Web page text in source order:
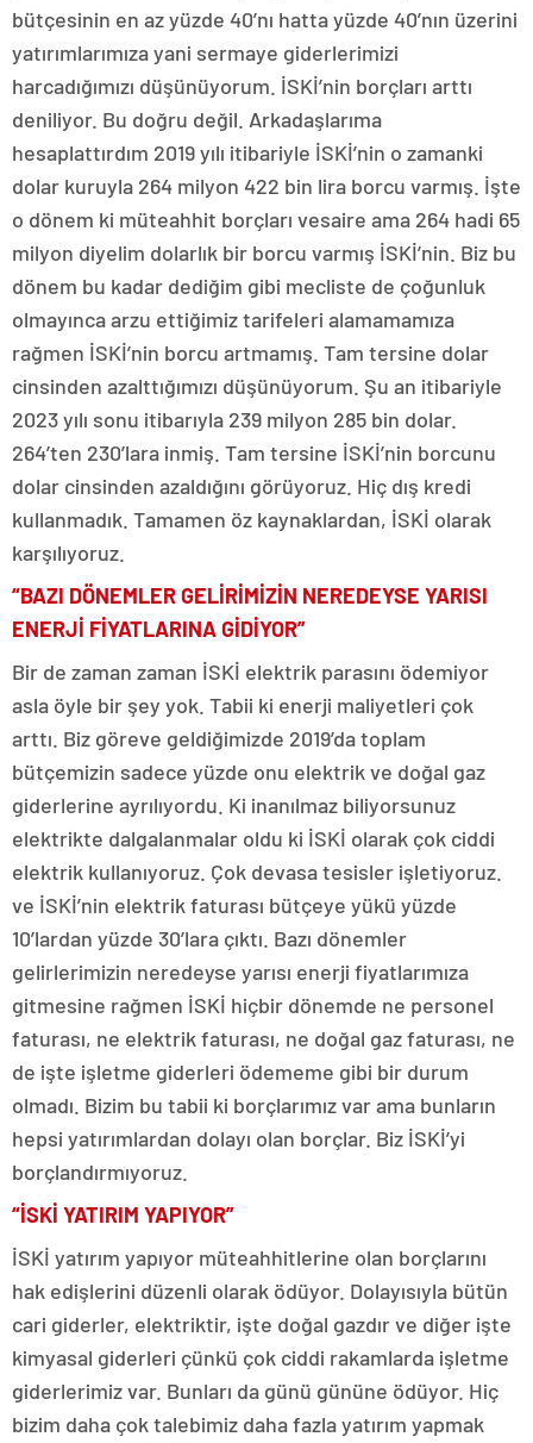
bütçesinin en az yüzde 40’nı hatta yüzde 40’nın üzerini
yatırımlarımıza yani sermaye giderlerimizi
harcadığımızı düşünüyorum. İSKİ’nin borçları arttı
deniliyor. Bu doğru değil. Arkadaşlarıma
hesaplattırdım 2019 yılı itibariyle İSKİ’nin o zamanki
dolar kuruyla 264 milyon 422 bin lira borcu varmış. İşte
o dönem ki müteahhit borçları vesaire ama 264 hadi 65
milyon diyelim dolarlık bir borcu varmış İSKİ’nin. Biz bu
dönem bu kadar dediğim gibi mecliste de çoğunluk
olmayınca arzu ettiğimiz tarifeleri alamamamıza
rağmen İSKİ’nin borcu artmamış. Tam tersine dolar
cinsinden azalttığımızı düşünüyorum. Şu an itibariyle
2023 yılı sonu itibarıyla 239 milyon 285 bin dolar.
264’ten 230’lara inmiş. Tam tersine İSKİ’nin borcunu
dolar cinsinden azaldığını görüyoruz. Hiç dış kredi
kullanmadık. Tamamen öz kaynaklardan, İSKİ olarak
karşılıyoruz.
“BAZI DÖNEMLER GELİRİMİZİN NEREDEYSE YARISI
ENERJİ FİYATLARINA GİDİYOR”
Bir de zaman zaman İSKİ elektrik parasını ödemiyor
asla öyle bir şey yok. Tabii ki enerji maliyetleri çok
arttı. Biz göreve geldiğimizde 2019’da toplam
bütçemizin sadece yüzde onu elektrik ve doğal gaz
giderlerine ayrılıyordu. Ki inanılmaz biliyorsunuz
elektrikte dalgalanmalar oldu ki İSKİ olarak çok ciddi
elektrik kullanıyoruz. Çok devasa tesisler işletiyoruz.
ve İSKİ’nin elektrik faturası bütçeye yükü yüzde
10’lardan yüzde 30’lara çıktı. Bazı dönemler
gelirlerimizin neredeyse yarısı enerji fiyatlarımıza
gitmesine rağmen İSKİ hiçbir dönemde ne personel
faturası, ne elektrik faturası, ne doğal gaz faturası, ne
de işte işletme giderleri ödememe gibi bir durum
olmadı. Bizim bu tabii ki borçlarımız var ama bunların
hepsi yatırımlardan dolayı olan borçlar. Biz İSKİ’yi
borçlandırmıyoruz.
“İSKİ YATIRIM YAPIYOR”
İSKİ yatırım yapıyor müteahhitlerine olan borçlarını
hak edişlerini düzenli olarak ödüyor. Dolayısıyla bütün
cari giderler, elektriktir, işte doğal gazdır ve diğer işte
kimyasal giderleri çünkü çok ciddi rakamlarda işletme
giderlerimiz var. Bunları da günü gününe ödüyor. Hiç
bizim daha çok talebimiz daha fazla yatırım yapmak